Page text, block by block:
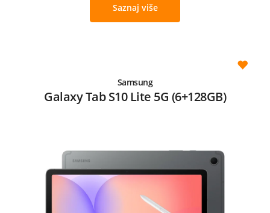
Saznaj više
Samsung
Galaxy Tab S10 Lite 5G (6+128GB)